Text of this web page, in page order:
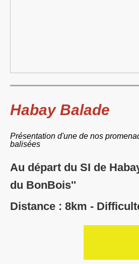
Habay Balade
Présentation d'une de nos
balisées
Au départ du SI de
du BonBois''
Distance : 8km -